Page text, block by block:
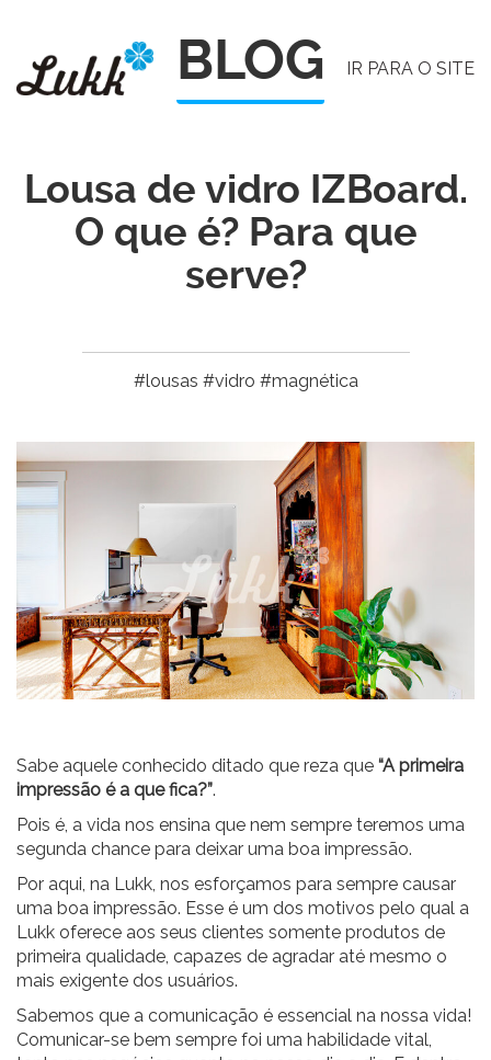
para
o
conteúdo
BLOG IR PARA O SITE
Lousa de vidro IZBoard.
O que é? Para que
serve?
#lousas #vidro #magnética
Sabe aquele conhecido ditado que reza que “A primeira
impressão é a que fica?”.
Pois é, a vida nos ensina que nem sempre teremos uma
segunda chance para deixar uma boa impressão.
Por aqui, na Lukk, nos esforçamos para sempre causar
uma boa impressão. Esse é um dos motivos pelo qual a
Lukk oferece aos seus clientes somente produtos de
primeira qualidade, capazes de agradar até mesmo o
mais exigente dos usuários.
Sabemos que a comunicação é essencial na nossa vida!
Comunicar-se bem sempre foi uma habilidade vital,